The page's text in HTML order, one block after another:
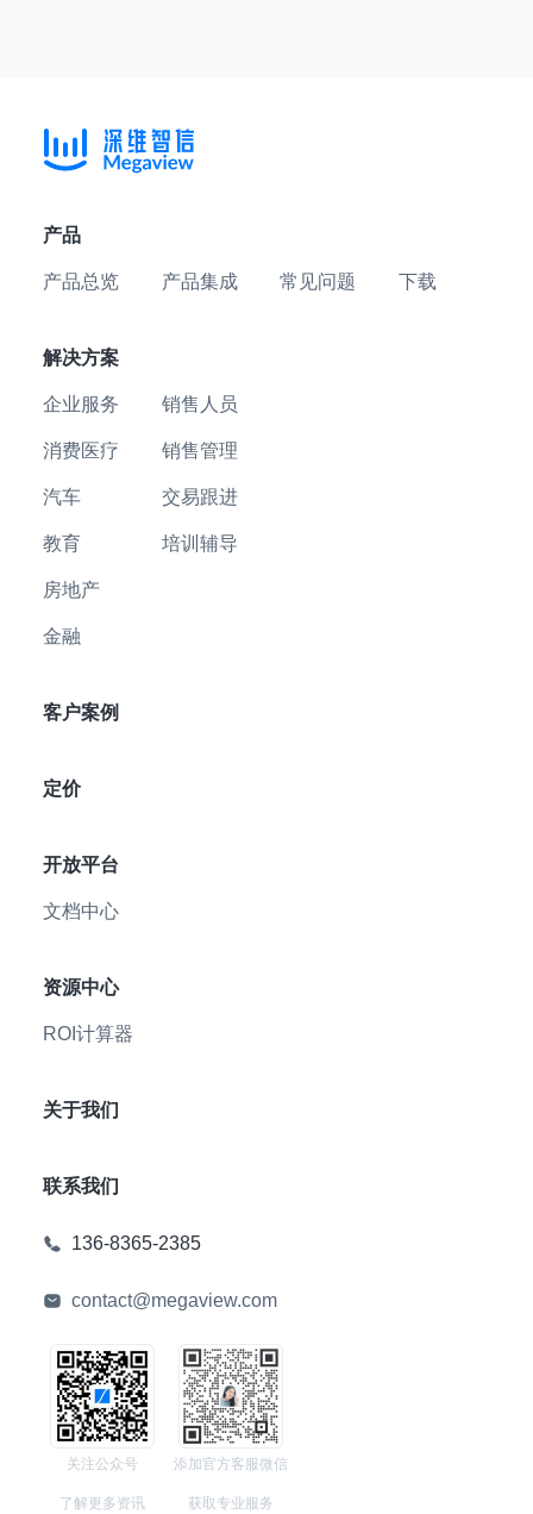
产品
产品总览 产品集成 常见问题 下载
解决方案
企业服务
消费医疗
汽车
教育
房地产
金融
销售人员
销售管理
交易跟进
培训辅导
客户案例
定价
开放平台
文档中心
资源中心
ROI计算器
关于我们
联系我们
136-8365-2385
contact@megaview.com
关注公众号
了解更多资讯
添加官方客服微信
获取专业服务